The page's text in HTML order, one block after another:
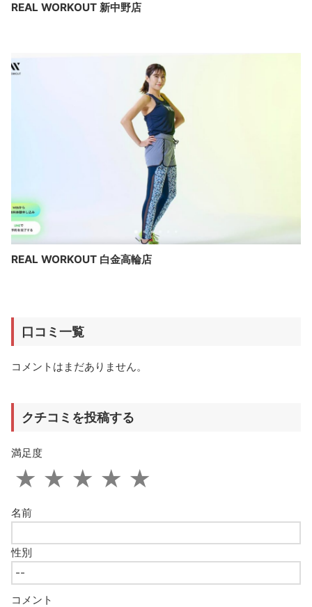
REAL WORKOUT 新中野店
REAL WORKOUT 白金高輪店
口コミ一覧
コメントはまだありません。
クチコミを投稿する
コメント
名前
性別
満足度
★
★
★
★
★